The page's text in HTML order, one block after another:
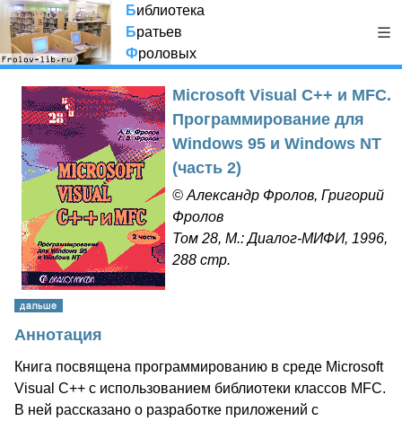
Библиотека
Братьев
Фроловых
Microsoft Visual C++ и MFC.
Программирование для
Windows 95 и Windows NT
(часть 2)
© Александр Фролов, Григорий
Фролов
Том 28, М.: Диалог-МИФИ, 1996,
288 стр.
Аннотация
Книга посвящена программированию в среде Microsoft
Visual С++ с использованием библиотеки классов MFC.
В ней рассказано о разработке приложений с